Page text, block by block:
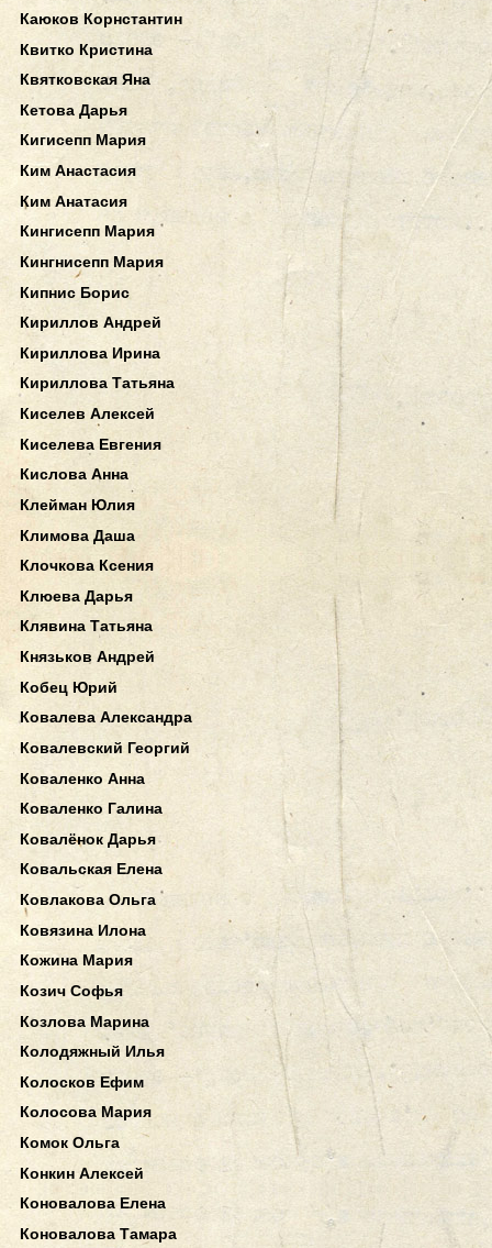
Каюков Корнстантин
Квитко Кристина
Квятковская Яна
Кетова Дарья
Кигисепп Мария
Ким Анастасия
Ким Анатасия
Кингисепп Мария
Кингнисепп Мария
Кипнис Борис
Кириллов Андрей
Кириллова Ирина
Кириллова Татьяна
Киселев Алексей
Киселева Евгения
Кислова Анна
Клейман Юлия
Климова Даша
Клочкова Ксения
Клюева Дарья
Клявина Татьяна
Князьков Андрей
Кобец Юрий
Ковалева Александра
Ковалевский Георгий
Коваленко Анна
Коваленко Галина
Ковалёнок Дарья
Ковальская Елена
Ковлакова Ольга
Ковязина Илона
Кожина Мария
Козич Софья
Козлова Марина
Колодяжный Илья
Колосков Ефим
Колосова Мария
Комок Ольга
Конкин Алексей
Коновалова Елена
Коновалова Тамара